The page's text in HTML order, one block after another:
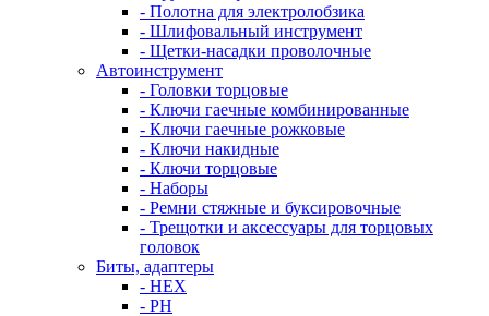
- Полотна для электролобзика
- Шлифовальный инструмент
- Щетки-насадки проволочные
Автоинструмент
- Головки торцовые
- Ключи гаечные комбинированные
- Ключи гаечные рожковые
- Ключи накидные
- Ключи торцовые
- Наборы
- Ремни стяжные и буксировочные
- Трещотки и аксессуары для торцовых
головок
Биты, адаптеры
- HEX
- PH